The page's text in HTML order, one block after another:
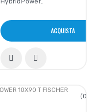
ACQUISTA
(0/